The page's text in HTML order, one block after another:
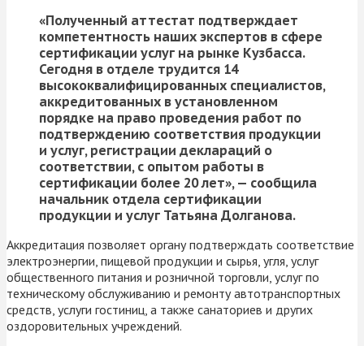
«Полученный аттестат подтверждает
компетентность наших экспертов в сфере
сертификации услуг на рынке Кузбасса.
Сегодня в отделе трудится 14
высококвалифицированных специалистов,
аккредитованных в установленном
порядке на право проведения работ по
подтверждению соответствия продукции
и услуг, регистрации деклараций о
соответствии, с опытом работы в
сертификации более 20 лет», — сообщила
начальник отдела сертификации
продукции и услуг Татьяна Долганова.
Аккредитация позволяет органу подтверждать соответствие
электроэнергии, пищевой продукции и сырья, угля, услуг
общественного питания и розничной торговли, услуг по
техническому обслуживанию и ремонту автотранспортных
средств, услуги гостиниц, а также санаториев и других
оздоровительных учреждений.